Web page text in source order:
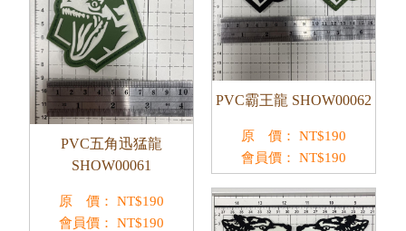
PVC霸王龍 SHOW00062
原 價： NT$190
會員價：
NT$190
PVC五角迅猛龍
SHOW00061
原 價： NT$190
會員價：
NT$190